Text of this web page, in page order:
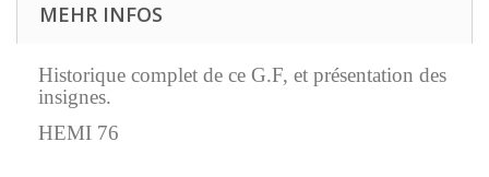
MEHR INFOS
Historique complet de ce G.F, et présentation des
insignes.
HEMI 76